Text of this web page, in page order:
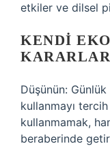
etkiler ve dilsel
KENDI
Düşünün:
kullanmayı
kullanmamak,
beraberinde